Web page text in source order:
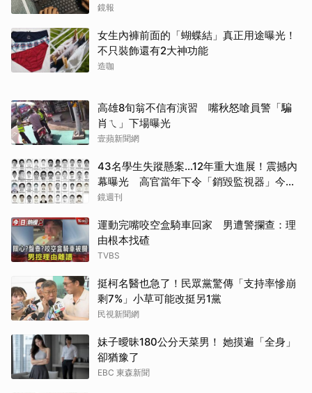
哭網
鏡報
女生內褲前面的「蝴蝶結」真正用途曝光！
不只裝飾還有2大神功能
造咖
高雄8旬翁不信有演習 嘴秋怒嗆員警「騙
肖ㄟ」下場曝光
壹蘋新聞網
43名學生失蹤懸案...12年重大進展！震撼內
幕曝光 高官當年下令「銷毀監視器」今遭
逮
鏡週刊
運動完嘴咬空盒騎車回家 男遭警攔查：理
由根本找碴
TVBS
挺柯名醫也急了！民眾黨驚傳「支持率慘崩
剩7%」小草可能改挺另1黨
民視新聞網
妹子曖昧180公分天菜男！ 她摸遍「全身」
卻猶豫了
EBC 東森新聞